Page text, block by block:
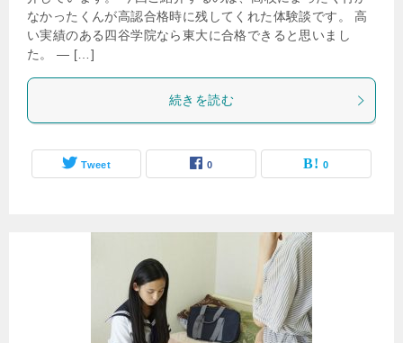
なかったくんが高認合格時に残してくれた体験談です。 高
い実績のある四谷学院なら東大に合格できると思いまし
た。 ― […]
続きを読む
Tweet 0 0